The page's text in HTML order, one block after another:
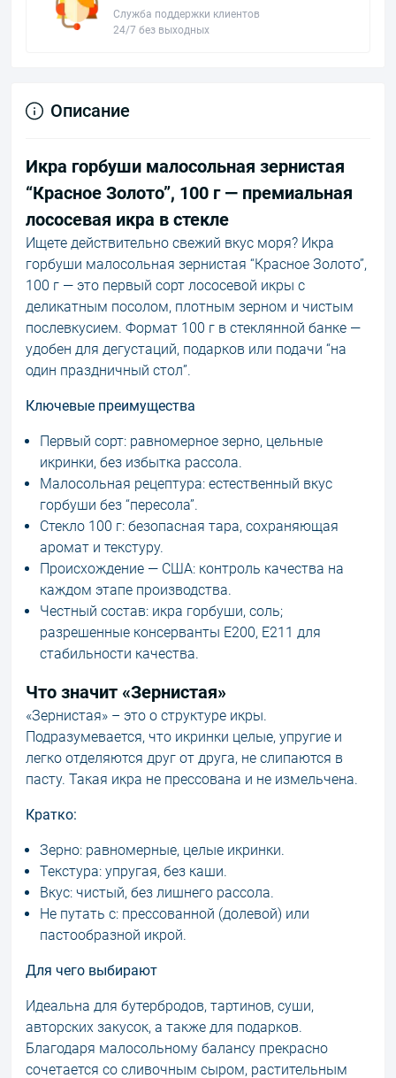
Служба поддержки клиентов
24/7 без выходных
Описание
Икра горбуши малосольная зернистая
“Красное Золото”, 100 г — премиальная
лососевая икра в стекле
Ищете действительно свежий вкус моря? Икра
горбуши малосольная зернистая “Красное Золото”,
100 г — это первый сорт лососевой икры с
деликатным посолом, плотным зерном и чистым
послевкусием. Формат 100 г в стеклянной банке —
удобен для дегустаций, подарков или подачи “на
один праздничный стол”.
Ключевые преимущества
Первый сорт: равномерное зерно, цельные
икринки, без избытка рассола.
Малосольная рецептура: естественный вкус
горбуши без “пересола”.
Стекло 100 г: безопасная тара, сохраняющая
аромат и текстуру.
Происхождение — США: контроль качества на
каждом этапе производства.
Честный состав: икра горбуши, соль;
разрешенные консерванты E200, E211 для
стабильности качества.
Что значит «Зернистая»
«Зернистая» – это о структуре икры.
Подразумевается, что икринки целые, упругие и
легко отделяются друг от друга, не слипаются в
пасту. Такая икра не прессована и не измельчена.
Кратко:
Зерно: равномерные, целые икринки.
Текстура: упругая, без каши.
Вкус: чистый, без лишнего рассола.
Не путать с: прессованной (долевой) или
пастообразной икрой.
Для чего выбирают
Идеальна для бутербродов, тартинов, суши,
авторских закусок, а также для подарков.
Благодаря малосольному балансу прекрасно
сочетается со сливочным сыром, растительным